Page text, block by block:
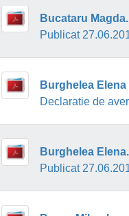
Bucataru
Publicat
Burghelea
Declaratie de
Burghelea
Publicat